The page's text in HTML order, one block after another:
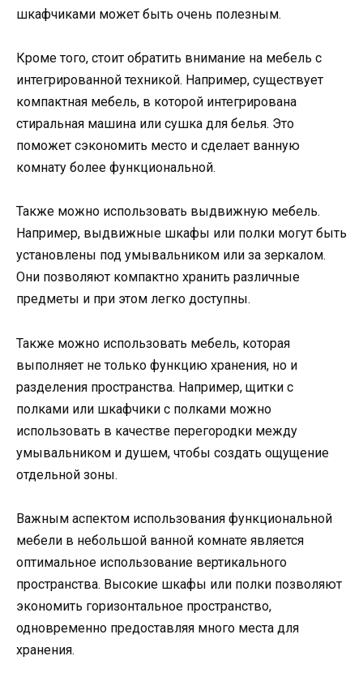
шкафчиками может быть очень полезным.
Кроме того, стоит обратить внимание на мебель с
интегрированной техникой. Например, существует
компактная мебель, в которой интегрирована
стиральная машина или сушка для белья. Это
поможет сэкономить место и сделает ванную
комнату более функциональной.
Также можно использовать выдвижную мебель.
Например, выдвижные шкафы или полки могут быть
установлены под умывальником или за зеркалом.
Они позволяют компактно хранить различные
предметы и при этом легко доступны.
Также можно использовать мебель, которая
выполняет не только функцию хранения, но и
разделения пространства. Например, щитки с
полками или шкафчики с полками можно
использовать в качестве перегородки между
умывальником и душем, чтобы создать ощущение
отдельной зоны.
Важным аспектом использования функциональной
мебели в небольшой ванной комнате является
оптимальное использование вертикального
пространства. Высокие шкафы или полки позволяют
экономить горизонтальное пространство,
одновременно предоставляя много места для
хранения.